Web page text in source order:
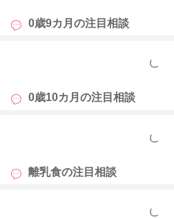
0歳9カ月の注目相談
もっと見る
0歳10カ月の注目相談
もっと見る
離乳食の注目相談
もっと見る